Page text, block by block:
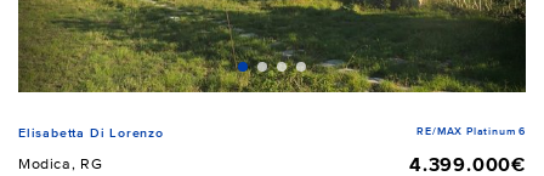
Elisabetta Di Lorenzo RE/MAX Platinum 6
Modica, RG
4.399.000€